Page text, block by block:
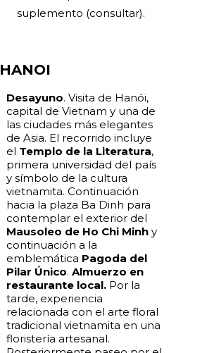
suplemento (consultar).
HANOI
Desayuno. Visita de Hanói,
capital de Vietnam y una de
las ciudades más elegantes
de Asia. El recorrido incluye
el Templo de la Literatura,
primera universidad del país
y símbolo de la cultura
vietnamita. Continuación
hacia la plaza Ba Dinh para
contemplar el exterior del
Mausoleo de Ho Chi Minh y
continuación a la
emblemática Pagoda del
Pilar Único.Almuerzo en
restaurante local. Por la
tarde, experiencia
relacionada con el arte floral
tradicional vietnamita en una
floristería artesanal.